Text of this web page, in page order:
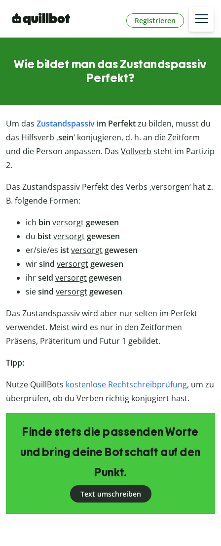
Registrieren
Wie bildet man das Zustandspassiv
Perfekt?
Um das Zustandspassiv im Perfektzu bilden, musst du
das Hilfsverb ‚sein‘ konjugieren, d. h. an die Zeitform
und die Person anpassen. Das Vollverb steht im Partizip
2.
Das Zustandspassiv Perfekt des Verbs ‚versorgen‘ hat z.
B. folgende Formen:
ich bin versorgtgewesen
du bistversorgtgewesen
er/sie/es istversorgtgewesen
wirsind versorgtgewesen
ihrseid versorgtgewesen
siesind versorgtgewesen
Das Zustandspassiv wird aber nur selten im Perfekt
verwendet. Meist wird es nur in den Zeitformen
Präsens, Präteritum und Futur 1 gebildet.
Tipp:
Nutze QuillBots kostenlose Rechtschreibprüfung, um zu
überprüfen, ob du Verben richtig konjugiert hast.
Finde stets die passenden Worte
und bring deine Botschaft auf den
Punkt.
Text umschreiben